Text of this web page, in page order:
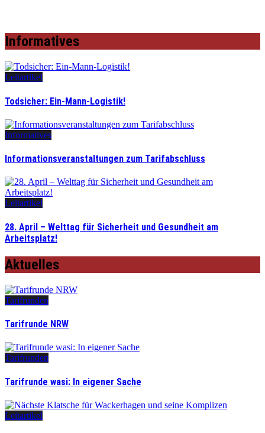
Informatives
Leitartikel
Todsicher: Ein-Mann-Logistik!
Informatives
Informationsveranstaltungen zum Tarifabschluss
Leitartikel
28. April – Welttag für Sicherheit und Gesundheit am
Arbeitsplatz!
Aktuelles
Tarifrunden
Tarifrunde NRW
Tarifrunden
Tarifrunde wasi: In eigener Sache
Leitartikel